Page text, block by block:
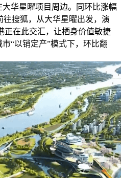
华星曜项目周边。同环比涨幅
往搜狐，从大华星曜出发，演
正在此交汇，让栖身价值敏捷
“以销定产”模式下，环比翻